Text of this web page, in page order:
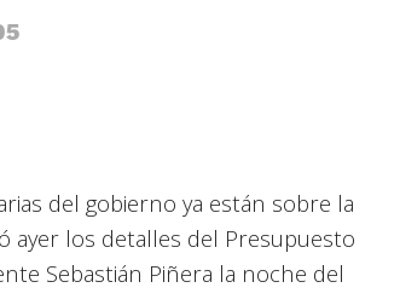
del gobierno ya están sobre la
ayer los detalles del Presupuesto
Sebastián Piñera la noche del